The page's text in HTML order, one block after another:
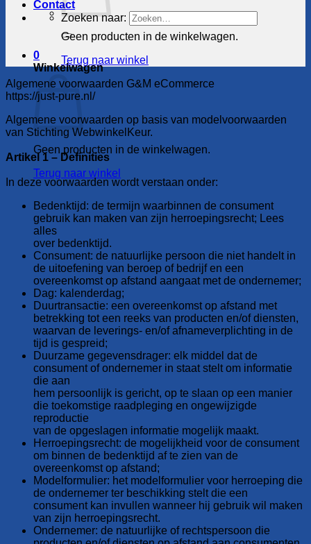
Contact
Zoeken naar:
0
Winkelwagen
Geen producten in de winkelwagen.
Terug naar winkel
Geen producten in de winkelwagen.
Terug naar winkel
Algemene voorwaarden G&M eCommerce
https://just-pure.nl/
Algemene voorwaarden op basis van modelvoorwaarden
van Stichting WebwinkelKeur.
Artikel 1 – Definities
In deze voorwaarden wordt verstaan onder:
Bedenktijd: de termijn waarbinnen de consument
gebruik kan maken van zijn herroepingsrecht; Lees
alles
over bedenktijd.
Consument: de natuurlijke persoon die niet handelt in
de uitoefening van beroep of bedrijf en een
overeenkomst op afstand aangaat met de ondernemer;
Dag: kalenderdag;
Duurtransactie: een overeenkomst op afstand met
betrekking tot een reeks van producten en/of diensten,
waarvan de leverings- en/of afnameverplichting in de
tijd is gespreid;
Duurzame gegevensdrager: elk middel dat de
consument of ondernemer in staat stelt om informatie
die aan
hem persoonlijk is gericht, op te slaan op een manier
die toekomstige raadpleging en ongewijzigde
reproductie
van de opgeslagen informatie mogelijk maakt.
Herroepingsrecht: de mogelijkheid voor de consument
om binnen de bedenktijd af te zien van de
overeenkomst op afstand;
Modelformulier: het modelformulier voor herroeping die
de ondernemer ter beschikking stelt die een
consument kan invullen wanneer hij gebruik wil maken
van zijn herroepingsrecht.
Ondernemer: de natuurlijke of rechtspersoon die